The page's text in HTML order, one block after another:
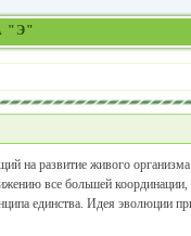
"Э"
на развитие живого
все большей
единства. Идея эволюции